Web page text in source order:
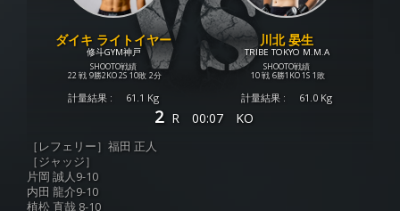
ダイキ ライトイヤー
修斗GYM神戸
SHOOTO戦績
22 戦 9勝2KO 2S 10敗 2分
計量結果 : 61.1 Kg
川北 晏生
TRIBE TOKYO M.M.A
SHOOTO戦績
10 戦 6勝1KO 1S 1敗
計量結果 : 61.0 Kg
2 R 00:07 KO
［レフェリー］福田 正人
［ジャッジ］
片岡 誠人9-10
内田 龍介9-10
植松 直哉 8-10